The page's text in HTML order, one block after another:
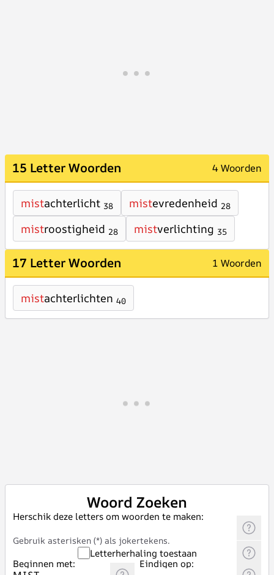
15 Letter Woorden 4 Woorden
mistachterlicht 38 mistevredenheid 28
mistroostigheid 28 mistverlichting 35
17 Letter Woorden 1 Woorden
mistachterlichten 40
Woord Zoeken
Herschik deze letters om woorden te maken:
Gebruik asterisken (*) als jokertekens.
Letterherhaling toestaan
Beginnen met:
Eindigen op: